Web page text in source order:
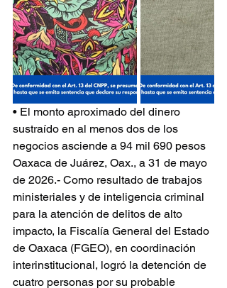
• El monto aproximado del dinero
sustraído en al menos dos de los
negocios asciende a 94 mil 690 pesos
Oaxaca de Juárez, Oax., a 31 de mayo
de 2026.- Como resultado de trabajos
ministeriales y de inteligencia criminal
para la atención de delitos de alto
impacto, la Fiscalía General del Estado
de Oaxaca (FGEO), en coordinación
interinstitucional, logró la detención de
cuatro personas por su probable